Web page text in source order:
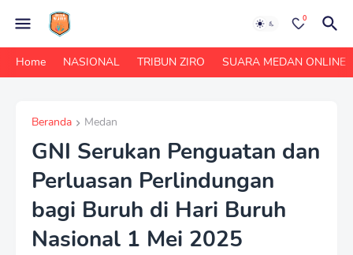
0
Home NASIONAL TRIBUN ZIRO SUARA MEDAN ONLINE
Beranda Medan
GNI Serukan Penguatan dan
Perluasan Perlindungan
bagi Buruh di Hari Buruh
Nasional 1 Mei 2025